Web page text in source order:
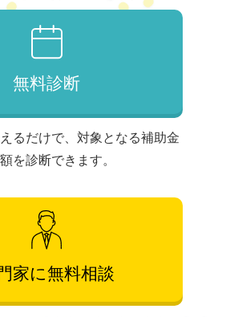
無料診断
るだけで、対象となる補助金
を診断できます。
家に無料相談